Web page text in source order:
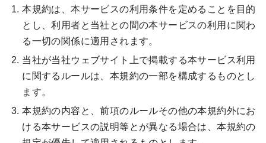
本規約は、本サービスの利用条件を定めることを目的
とし、利用者と当社との間の本サービスの利用に関わ
る一切の関係に適用されます。
当社が当社ウェブサイト上で掲載する本サービス利用
に関するルールは、本規約の一部を構成するものとし
ます。
本規約の内容と、前項のルールその他の本規約外にお
ける本サービスの説明等とが異なる場合は、本規約の